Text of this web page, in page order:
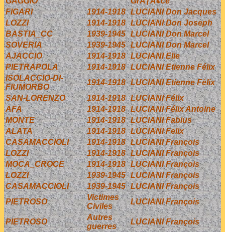
FIGARI
1914-1918 LUCIANI Don Jacques
LOZZI
1914-1918 LUCIANI Don Joseph
BASTIA_CC
1939-1945 LUCIANI Don Marcel
SOVERIA
1939-1945 LUCIANI Don Marcel
AJACCIO
1914-1918 LUCIANI Elie
PIETRAPOLA
1914-1918 LUCIANI Etienne Félix
ISOLACCIO-DI-
FIUMORBO
1914-1918 LUCIANI Etienne Félix
SAN-LORENZO
1914-1918 LUCIANI Félix
AFA
1914-1918 LUCIANI Félix Antoine
MONTE
1914-1918 LUCIANI Fabius
ALATA
1914-1918 LUCIANI Felix
CASAMACCIOLI
1914-1918 LUCIANI François
LOZZI
1914-1918 LUCIANI François
MOCA_CROCE
1914-1918 LUCIANI François
LOZZI
1939-1945 LUCIANI François
CASAMACCIOLI
1939-1945 LUCIANI François
PIETROSO
Victimes
Civiles
LUCIANI François
PIETROSO
Autres
guerres
LUCIANI François